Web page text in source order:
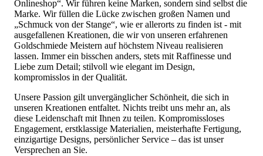
Onlineshop“. Wir führen keine Marken, sondern sind selbst die
Marke. Wir füllen die Lücke zwischen großen Namen und
„Schmuck von der Stange“, wie er allerorts zu finden ist - mit
ausgefallenen Kreationen, die wir von unseren erfahrenen
Goldschmiede Meistern auf höchstem Niveau realisieren
lassen. Immer ein bisschen anders, stets mit Raffinesse und
Liebe zum Detail; stilvoll wie elegant im Design,
kompromisslos in der Qualität.
Unsere Passion gilt unvergänglicher Schönheit, die sich in
unseren Kreationen entfaltet. Nichts treibt uns mehr an, als
diese Leidenschaft mit Ihnen zu teilen. Kompromissloses
Engagement, erstklassige Materialien, meisterhafte Fertigung,
einzigartige Designs, persönlicher Service – das ist unser
Versprechen an Sie.